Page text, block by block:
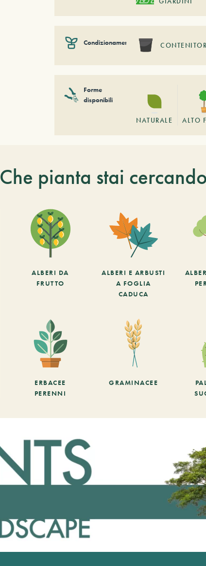
Condizionamento
Forme
disponibili
NATURALE ALTO
Che pianta stai
ALBERI DA
FRUTTO
ALBERI E ARBUSTI
A FOGLIA
CADUCA
ERBACEE
PERENNI
GRAMINACEE